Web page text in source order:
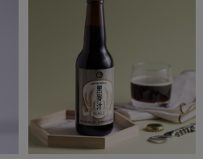
一籃菜真心話
生活提案
親子食育